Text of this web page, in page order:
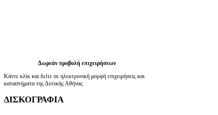
Δωρεάν προβολή επιχειρήσεων
Κάντε κλίκ και δείτε σε ηλεκτρονική μορφή επιχειρήσεις και
καταστήματα της Δυτικής Αθήνας
ΔΙΣΚΟΓΡΑΦΙΑ